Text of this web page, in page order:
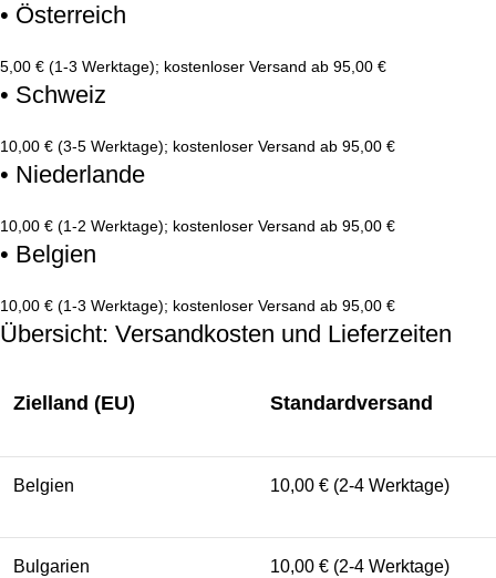
• Österreich
5,00 € (1-3 Werktage); kostenloser Versand ab 95,00 €
• Schweiz
10,00 € (3-5 Werktage); kostenloser Versand ab 95,00 €
• Niederlande
10,00 € (1-2 Werktage); kostenloser Versand ab 95,00 €
• Belgien
10,00 € (1-3 Werktage); kostenloser Versand ab 95,00 €
Übersicht: Versandkosten und Lieferzeiten
Zielland (EU) Standardversand
Belgien 10,00 € (2-4 Werktage)
Bulgarien 10,00 € (2-4 Werktage)